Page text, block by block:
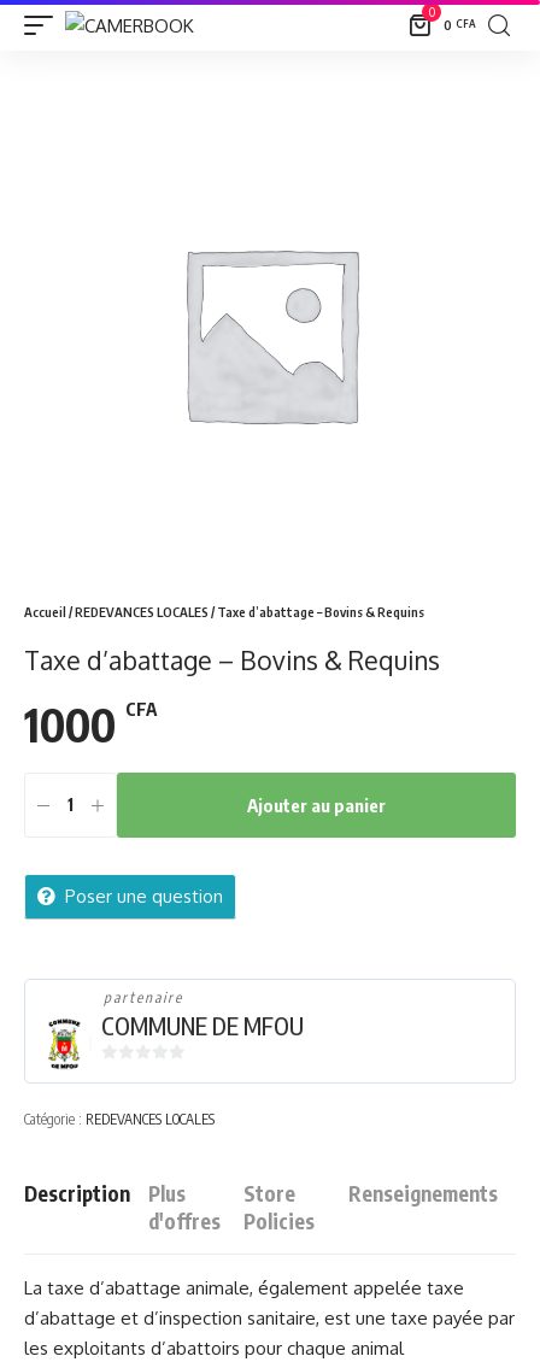
0
0 CFA
Accueil /REDEVANCES LOCALES / Taxe d’abattage – Bovins & Requins
Taxe d’abattage – Bovins & Requins
1000 CFA
-
Bovins
Ajouter au panier
Poser une question
partenaire
COMMUNE DE MFOU
5
Catégorie : REDEVANCES LOCALES
Description
Plus
d'offres
Store
Policies
Renseignements
La taxe d’abattage animale, également appelée taxe
d’abattage et d’inspection sanitaire, est une taxe payée par
les exploitants d’abattoirs pour chaque animal